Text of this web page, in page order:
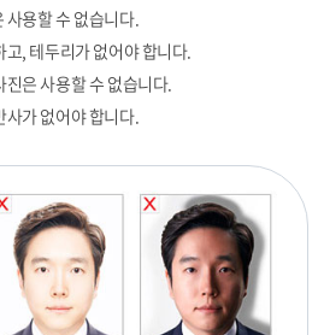
사용할 수 없습니다.
, 테두리가 없어야 합니다.
은 사용할 수 없습니다.
사가 없어야 합니다.